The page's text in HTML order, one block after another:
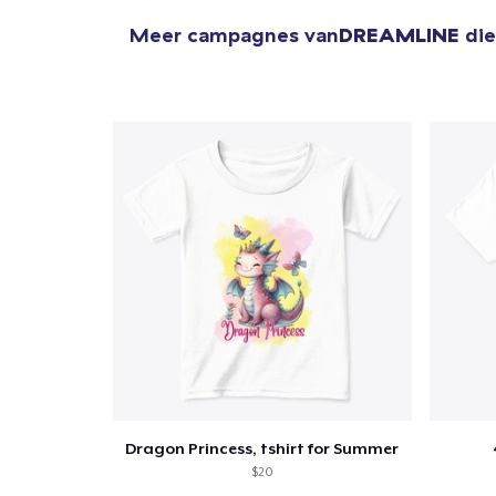
Meer campagnes vanDREAMLINE
Dragon Princess, tshirt for Summer
$20